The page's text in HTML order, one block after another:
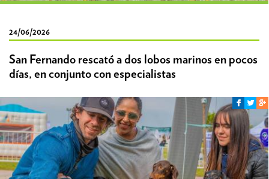
24/06/2026
San Fernando rescató a dos lobos marinos en pocos
días, en conjunto con especialistas